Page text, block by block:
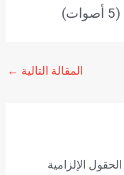
المقالة التالية ←
الحقول الإلزامية